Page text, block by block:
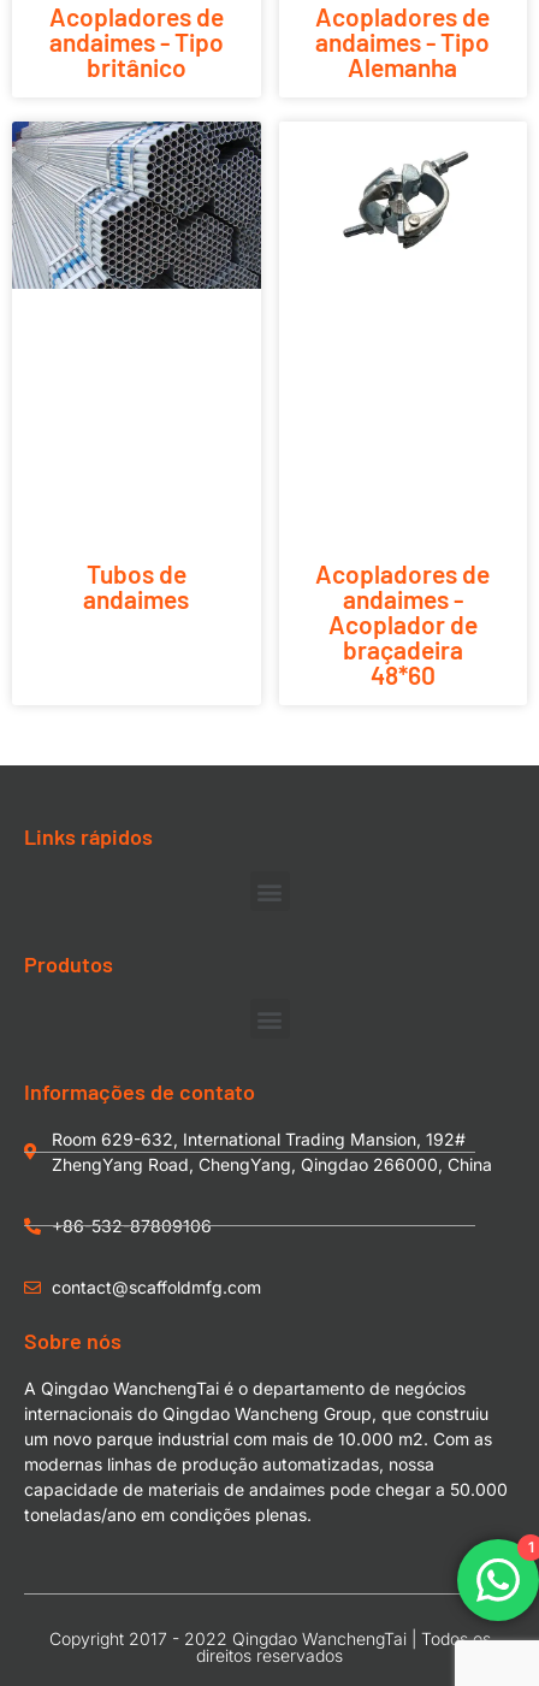
Acopladores de
andaimes - Tipo
britânico
Acopladores de
andaimes - Tipo
Alemanha
Tubos de
andaimes
Acopladores de
andaimes -
Acoplador de
braçadeira
48*60
Links rápidos
Produtos
Informações de contato
Room 629-632, International Trading Mansion, 192#
ZhengYang Road, ChengYang, Qingdao 266000, China
+86-532-87809106
contact@scaffoldmfg.com
Sobre nós
A Qingdao WanchengTai é o departamento de negócios
internacionais do Qingdao Wancheng Group, que construiu
um novo parque industrial com mais de 10.000 m2. Com as
modernas linhas de produção automatizadas, nossa
capacidade de materiais de andaimes pode chegar a 50.000
toneladas/ano em condições plenas.
Copyright 2017 - 2022 Qingdao WanchengTai | Todos os
direitos reservados
1